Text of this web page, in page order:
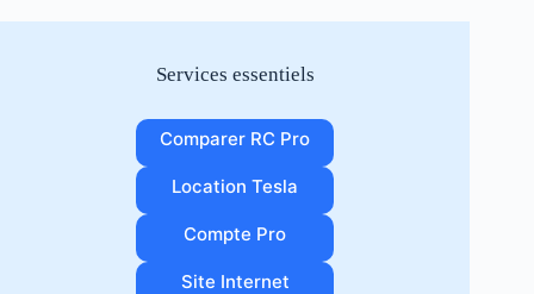
Services essentiels
Comparer RC Pro
Location Tesla
Compte Pro
Site Internet